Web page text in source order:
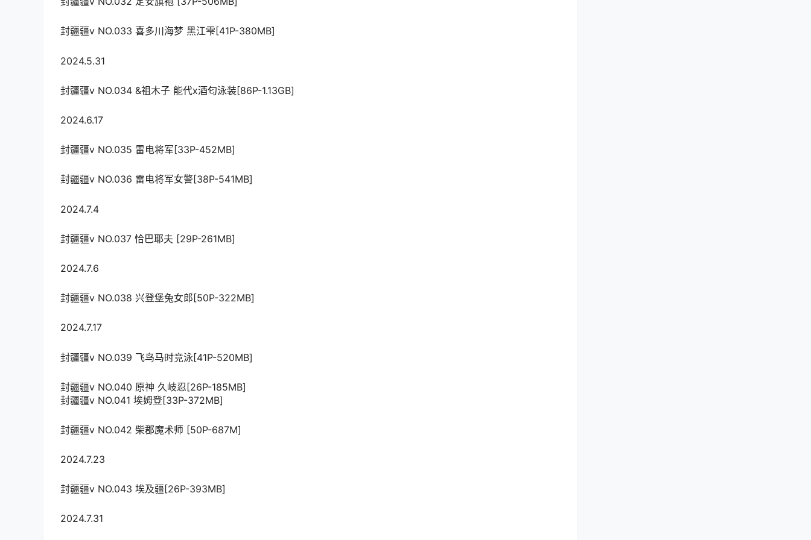
封疆疆v NO.033 喜多川海梦 黑江雫[41P-380MB]
2024.5.31
封疆疆v NO.034 &祖木子 能代x酒匂泳装[86P-1.13GB]
2024.6.17
封疆疆v NO.035 雷电将军[33P-452MB]
封疆疆v NO.036 雷电将军女警[38P-541MB]
2024.7.4
封疆疆v NO.037 恰巴耶夫 [29P-261MB]
2024.7.6
封疆疆v NO.038 兴登堡兔女郎[50P-322MB]
2024.7.17
封疆疆v NO.039 飞鸟马时竞泳[41P-520MB]
封疆疆v NO.040 原神 久岐忍[26P-185MB]
封疆疆v NO.041 埃姆登[33P-372MB]
封疆疆v NO.042 柴郡魔术师 [50P-687M]
2024.7.23
封疆疆v NO.043 埃及疆[26P-393MB]
2024.7.31